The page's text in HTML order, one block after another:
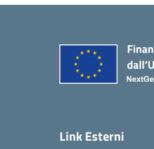
Link Esterni